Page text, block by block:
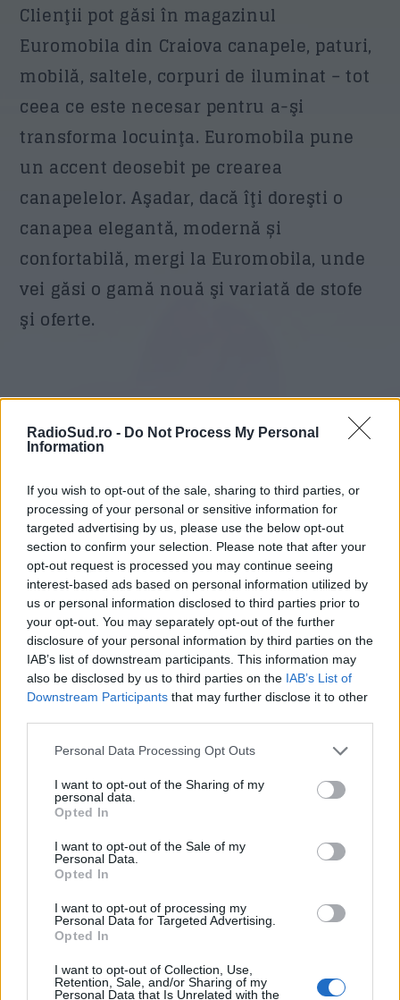
RadioSud.ro - Do Not Process My Personal
Information
If you wish to opt-out of the sale, sharing to third parties, or
processing of your personal or sensitive information for
targeted advertising by us, please use the below opt-out
section to confirm your selection. Please note that after your
opt-out request is processed you may continue seeing
interest-based ads based on personal information utilized by
us or personal information disclosed to third parties prior to
your opt-out. You may separately opt-out of the further
disclosure of your personal information by third parties on the
IAB’s list of downstream participants. This information may
also be disclosed by us to third parties on the IAB’s List of
Downstream Participants that may further disclose it to other
Please note that this website/app uses one or more Google
not limited to your visit or usage behaviour. You may click to
grant or deny consent to Google and its third-party tags to
use your data for below specified purposes in below Google
consent section.
Personal Data Processing Opt Outs
I want to opt-out of the Sharing of my
personal data.
Opted In
I want to opt-out of the Sale of my
Personal Data.
Opted In
I want to opt-out of processing my
Personal Data for Targeted Advertising.
Opted In
I want to opt-out of Collection, Use,
Retention, Sale, and/or Sharing of my
Personal Data that Is Unrelated with the
Clienţii pot găsi în magazinul
Euromobila din Craiova canapele, paturi,
mobilă, saltele, corpuri de iluminat – tot
ceea ce este necesar pentru a-şi
transforma locuinţa. Euromobila pune
un accent deosebit pe crearea
canapelelor. Aşadar, dacă îţi doreşti o
canapea elegantă, modernă și
confortabilă, mergi la Euromobila, unde
vei găsi o gamă nouă şi variată de stofe
şi oferte.
Tagged as
MOBILIER
PREMII RADIO SUD TOMBOLA
Comentarii
Lasa un comentariu
Adresa ta de email nu va fi publicata Toate campurile